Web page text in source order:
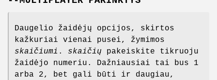
Daugelio žaidėjų opcijos, skirtos
kažkuriai vienai pusei, žymimos
skaičiumi . skaičių pakeiskite tikruoju
žaidėjo numeriu. Dažniausiai tai bus 1
arba 2, bet gali būti ir daugiau,